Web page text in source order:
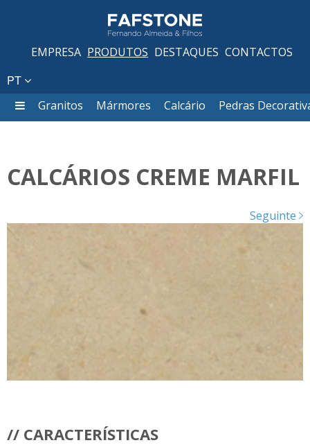
EMPRESA PRODUTOS DESTAQUES CONTACTOS
PT
Granitos Mármores Calcário Pedras
CALCÁRIOS CREME MARFIL
Seguinte
// CARACTERÍSTICAS